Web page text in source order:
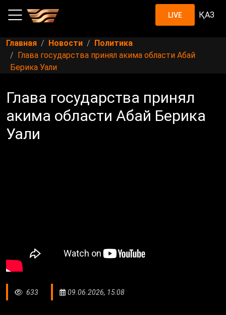
LIVE ҚАЗ
Главная Новости
Политика
Глава государства принял акима области Абай
Берика Уали
Глава государства принял
акима области Абай Берика
Уали
633 09.06.2026, 15:08